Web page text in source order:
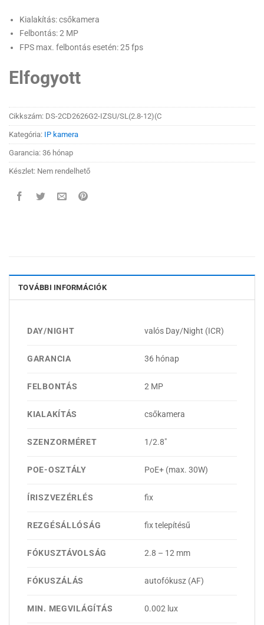
Kialakítás: csőkamera
Felbontás: 2 MP
FPS max. felbontás esetén: 25 fps
Elfogyott
Cikkszám: DS-2CD2626G2-IZSU/SL(2.8-12)(C
Kategória: IP kamera
Garancia: 36 hónap
Készlet: Nem rendelhető
TOVÁBBI INFORMÁCIÓK
DAY/NIGHT valós Day/Night (ICR)
GARANCIA 36 hónap
FELBONTÁS 2 MP
KIALAKÍTÁS csőkamera
SZENZORMÉRET 1/2.8"
POE-OSZTÁLY PoE+ (max. 30W)
ÍRISZVEZÉRLÉS fix
REZGÉSÁLLÓSÁG fix telepítésű
FÓKUSZTÁVOLSÁG 2.8 – 12 mm
FÓKUSZÁLÁS autofókusz (AF)
MIN. MEGVILÁGÍTÁS 0.002 lux